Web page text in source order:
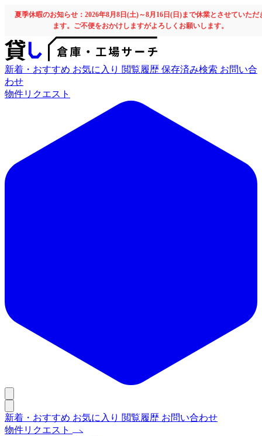
夏季休暇のお知らせ：2026年8月8日(土)～8月16日(日)まで休業とさせていただ
ます。ご不便をおかけしますがよろしくお願いします。
新着・おすすめ お気に入り 閲覧履歴 保存済み検索 お問い合
わせ
物件リクエスト
新着・おすすめ お気に入り 閲覧履歴 お問い合わせ
物件リクエスト